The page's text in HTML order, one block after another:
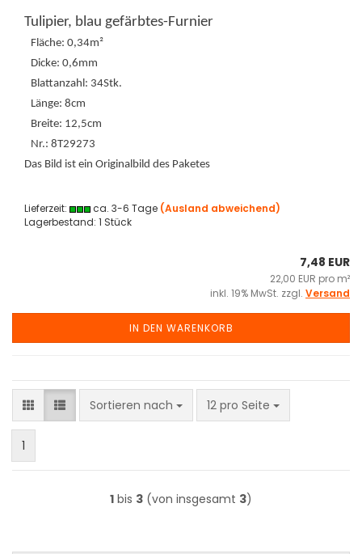
Tulipier, blau gefärbtes-Furnier
Fläche: 0,34m²
Dicke: 0,6mm
Blattanzahl: 34Stk.
Länge: 8cm
Breite: 12,5cm
Nr.: 8T29273
Das Bild ist ein Originalbild des Paketes
Lieferzeit: ca. 3-6 Tage (Ausland abweichend)
Lagerbestand: 1 Stück
7,48 EUR
22,00 EUR pro m²
inkl. 19% MwSt. zzgl. Versand
IN DEN WARENKORB
Sortieren nach
Sortieren nach 12 pro Seite
pro Seite
1
1 bis 3 (von insgesamt 3)